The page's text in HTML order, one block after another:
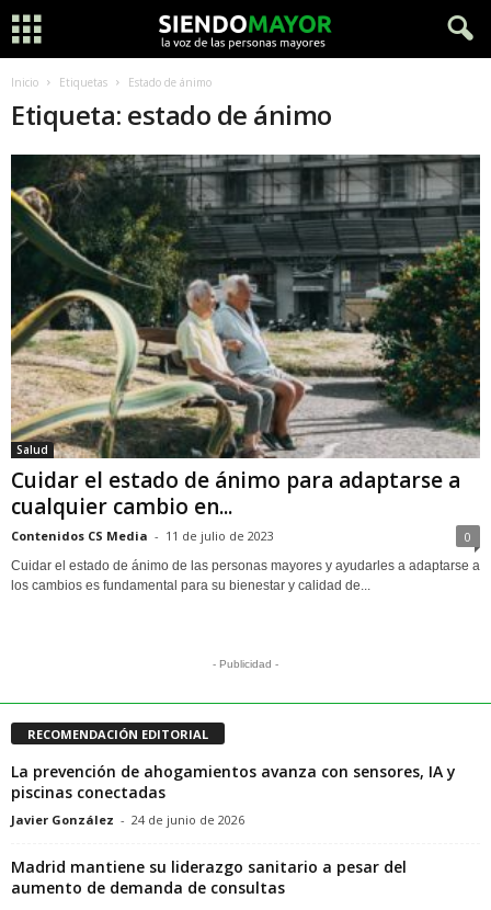
Inicio Etiquetas Estado de ánimo
Etiqueta: estado de ánimo
Salud
Cuidar el estado de ánimo para adaptarse a
cualquier cambio en...
Contenidos CS Media - 11 de julio de 2023 0
Cuidar el estado de ánimo de las personas mayores y ayudarles a adaptarse a
los cambios es fundamental para su bienestar y calidad de...
- Publicidad -
RECOMENDACIÓN EDITORIAL
La prevención de ahogamientos avanza con sensores, IA y
piscinas conectadas
Javier González - 24 de junio de 2026
Madrid mantiene su liderazgo sanitario a pesar del
aumento de demanda de consultas